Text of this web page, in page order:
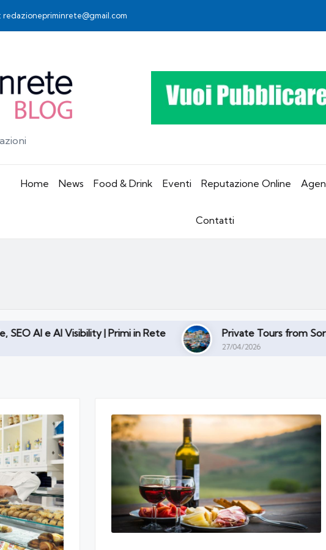
Home News Food & Drink Eventi Reputazione Online
Contatti
| Primi in Rete Private Tours from Sorrento: Discover